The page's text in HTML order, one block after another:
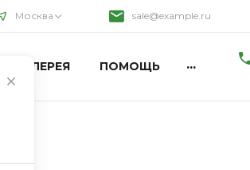
Москва sale@example.ru
ПОМОЩЬ ...